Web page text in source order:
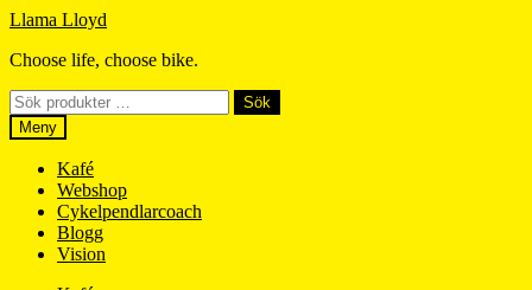
Hoppa
navigering
Hoppa
innehåll
Llama Lloyd
Choose life, choose bike.
Sök
efter:
Sök
Meny
Kafé
Webshop
Cykelpendlarcoach
Blogg
Vision